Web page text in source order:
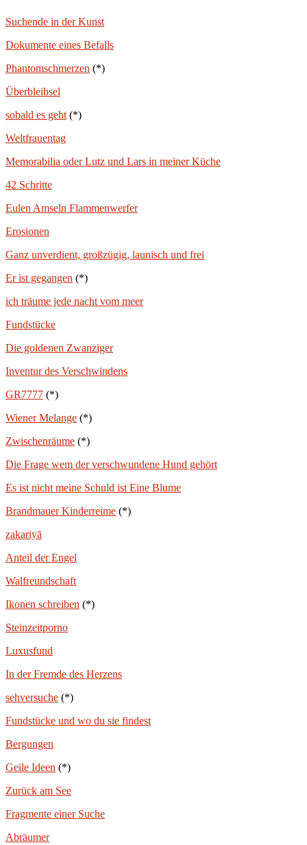
Suchende in der Kunst
Dokumente eines Befalls
Phantomschmerzen (*)
Überbleibsel
sobald es geht(*)
Weltfrauentag
Memorabilia oder Lutz und Lars in meiner Küche
42 Schritte
Eulen Amseln Flammenwerfer
Erosionen
Ganz unverdient, großzügig, launisch und frei
Er ist gegangen (*)
ich träume jede nacht vom meer
Fundstücke
Die goldenen Zwanziger
Inventur des Verschwindens
GR7777 (*)
Wiener Melange (*)
Zwischenräume (*)
Die Frage wem der verschwundene Hund gehört
Es ist nicht meine Schuld ist Eine Blume
Brandmauer Kinderreime (*)
zakariyā
Anteil der Engel
Walfreundschaft
Ikonen schreiben (*)
Steinzeitporno
Luxusfund
In der Fremde des Herzens
sehversuche (*)
Fundstücke und wo du sie findest
Bergungen
Geile Ideen (*)
Zurück am See
Fragmente einer Suche
Abräumer